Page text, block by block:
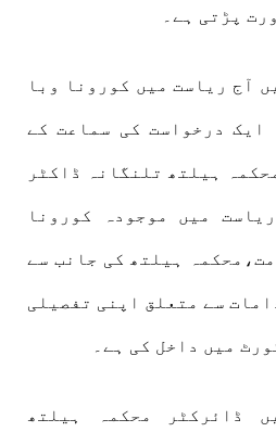
پڑتی ہے۔
آج ریاست میں کورونا وبا
ایک درخواست کی سماعت کے
ہیلتھ تلنگانہ ڈاکٹر
میں موجودہ کورونا
ہیلتھ کی جانب سے
سے متعلق اپنی تفصیلی
میں داخل کی ہے۔
ڈائرکٹر محکمہ ہیلتھ